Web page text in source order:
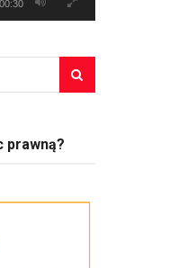
00:30
prawną?